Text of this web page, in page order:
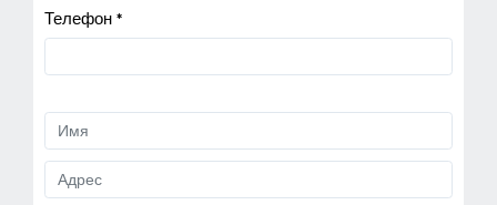
Телефон *